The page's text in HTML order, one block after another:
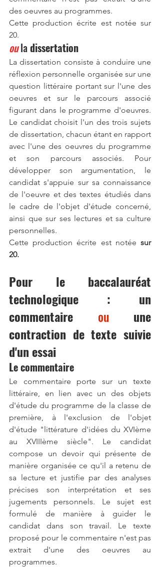
des oeuvres au programmes.
Cette production écrite est notée sur
20.
ou la dissertation
La dissertation consiste à conduire une
réflexion personnelle organisée sur une
question littéraire portant sur l'une des
oeuvres et sur le parcours associé
figurant dans le programme d'oeuvres.
Le candidat choisit l'un des trois sujets
de dissertation, chacun étant en rapport
avec l'une des oeuvres du programme
et son parcours associés. Pour
développer son argumentation, le
candidat s'appuie sur sa connaissance
de l'oeuvre et des textes étudiés dans
le cadre de l'objet d'étude concerné,
ainsi que sur ses lectures et sa culture
personnelles.
Cette production écrite est notée sur
20.
Pour le baccalauréat
technologique : un
commentaire ou une
contraction de texte suivie
d'un essai
Le commentaire
Le commentaire porte sur un texte
littéraire, en lien avec un des objets
d'étude du programme de la classe de
première, à l'exclusion de l'objet
d'étude "littérature d'idées du XVIème
au XVIIIème siècle". Le candidat
compose un devoir qui présente de
manière organisée ce qu'il a retenu de
sa lecture et justifie par des analyses
précises son interprétation et ses
jugements personnels. Le sujet est
formulé de manière à guider le
candidat dans son travail. Le texte
proposé pour le commentaire n'est pas
extrait d'une des oeuvres au
programmes.